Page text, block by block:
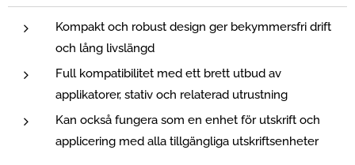
Kompakt och robust design ger bekymmersfri drift
och lång livslängd
Full kompatibilitet med ett brett utbud av
applikatorer, stativ och relaterad utrustning
Kan också fungera som en enhet för utskrift och
applicering med alla tillgängliga utskriftsenheter